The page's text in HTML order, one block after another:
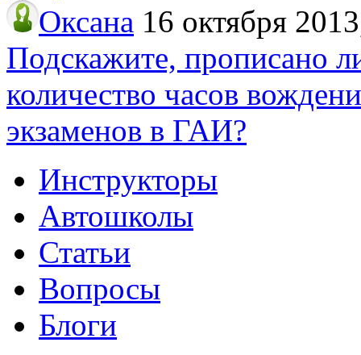
Оксана 16 октября
Подскажите, прописано
количество часов
экзаменов в ГАИ?
Инструкторы
Автошколы
Статьи
Вопросы
Блоги